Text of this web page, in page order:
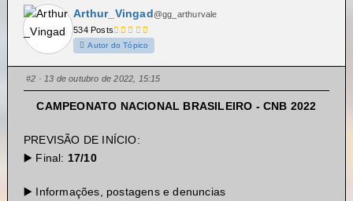
Arthur_Vingad@gg_arthurvale
534 Posts
Autor do Tópico
#2 · 13 de outubro de 2022, 15:15
CAMPEONATO NACIONAL BRASILEIRO - CNB 2022
PREVISÃO DE INÍCIO:
▶️ Final: 17/10
▶️ Informações, postagens e denuncias